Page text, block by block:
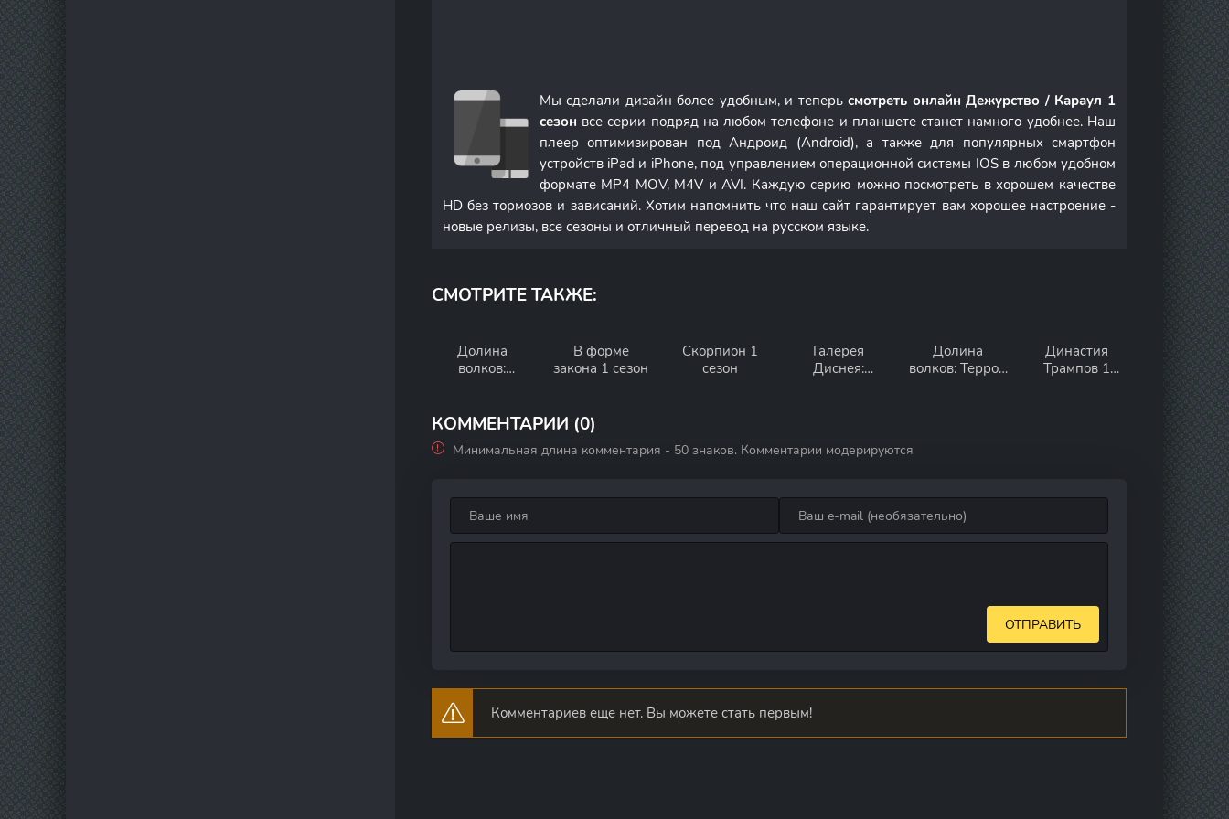
Мы сделали дизайн более удобным, и теперьсмотреть онлайн Дежурство / Караул 1
сезон все серии подряд на любом телефоне и планшете станет намного удобнее. Наш
плеер оптимизирован под Андроид (Android), а также для популярных смартфон
устройств iPad и iPhone, под управлением операционной системы IOS в любом удобном
формате MP4 MOV, M4V и AVI. Каждую серию можно посмотреть в хорошем качестве
HD без тормозов и зависаний. Хотим напомнить что наш сайт гарантирует вам хорошее настроение -
новые релизы, все сезоны и отличный перевод на русском языке.
СМОТРИТЕ ТАКЖЕ:
Долина
волков:
В форме
закона 1 сезон
Скорпион 1
сезон
Галерея
Диснея:
Долина
волков: Террор
Династия
Трампов 1
КОММЕНТАРИИ (0)
Минимальная длина комментария - 50 знаков. Комментарии модерируются
ОТПРАВИТЬ
Комментариев еще нет. Вы можете стать первым!